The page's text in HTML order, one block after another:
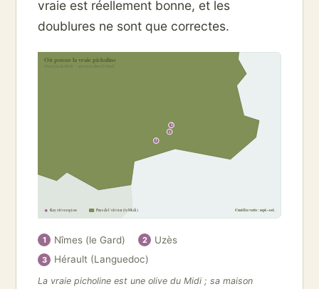
vraie est réellement bonne, et les
doublures ne sont que correctes.
1
2
3
Où pousse la vraie picholine
Une olive du Midi — son cœur dans le Gard
Key olive region Pays de l’olivier (le Midi) Cueillie verte : sept.–oct.
1 Nîmes (le Gard) 2 Uzès
3 Hérault (Languedoc)
La vraie picholine est une olive du Midi ; sa maison